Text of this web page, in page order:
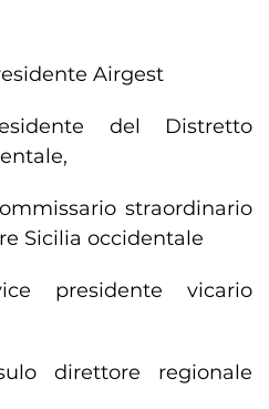
Airgest
del Distretto
straordinario
Sicilia occidentale
presidente vicario
direttore regionale